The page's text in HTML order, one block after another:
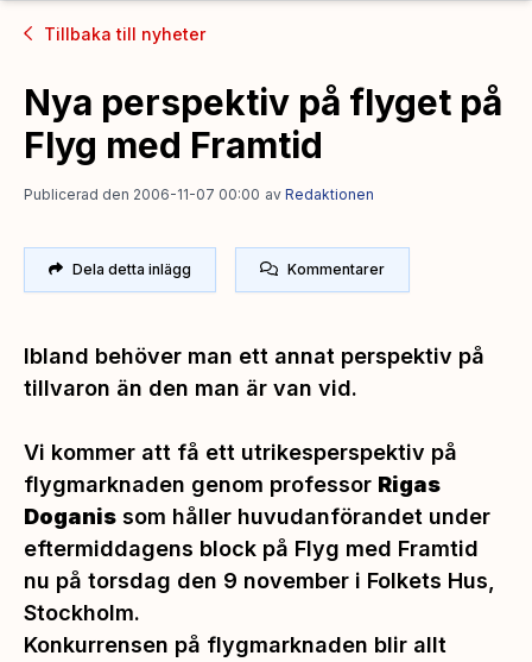
Tillbaka till nyheter
Nya perspektiv på flyget på
Flyg med Framtid
Publicerad den 2006-11-07 00:00 av Redaktionen
Dela detta inlägg Kommentarer
Ibland behöver man ett annat perspektiv på
tillvaron än den man är van vid.
Vi kommer att få ett utrikesperspektiv på
flygmarknaden genom professor Rigas
Doganis som håller huvudanförandet under
eftermiddagens block på Flyg med Framtid
nu på torsdag den 9 november i Folkets Hus,
Stockholm.
Konkurrensen på flygmarknaden blir allt